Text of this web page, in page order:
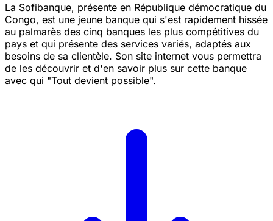
La Sofibanque, présente en République démocratique du
Congo, est une jeune banque qui s'est rapidement hissée
au palmarès des cinq banques les plus compétitives du
pays et qui présente des services variés, adaptés aux
besoins de sa clientèle. Son site internet vous permettra
de les découvrir et d'en savoir plus sur cette banque
avec qui "Tout devient possible".